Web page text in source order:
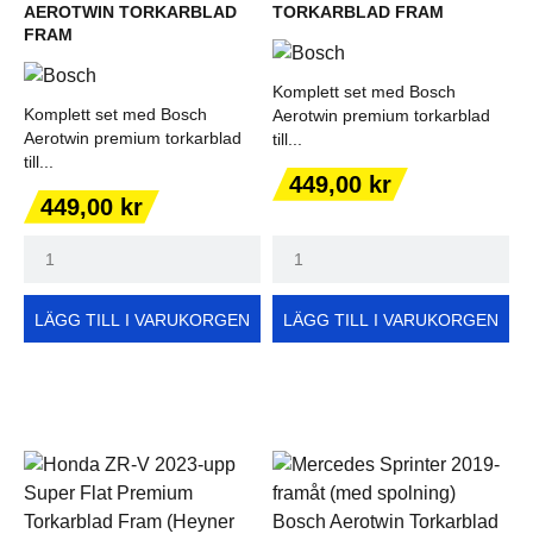
AEROTWIN TORKARBLAD
FRAM
Komplett set med Bosch
Aerotwin premium torkarblad
till...
Pris
449,00 kr
LÄGG TILL I VARUKORGEN
TORKARBLAD FRAM
Komplett set med Bosch
Aerotwin premium torkarblad
till...
Pris
449,00 kr
LÄGG TILL I VARUKORGEN